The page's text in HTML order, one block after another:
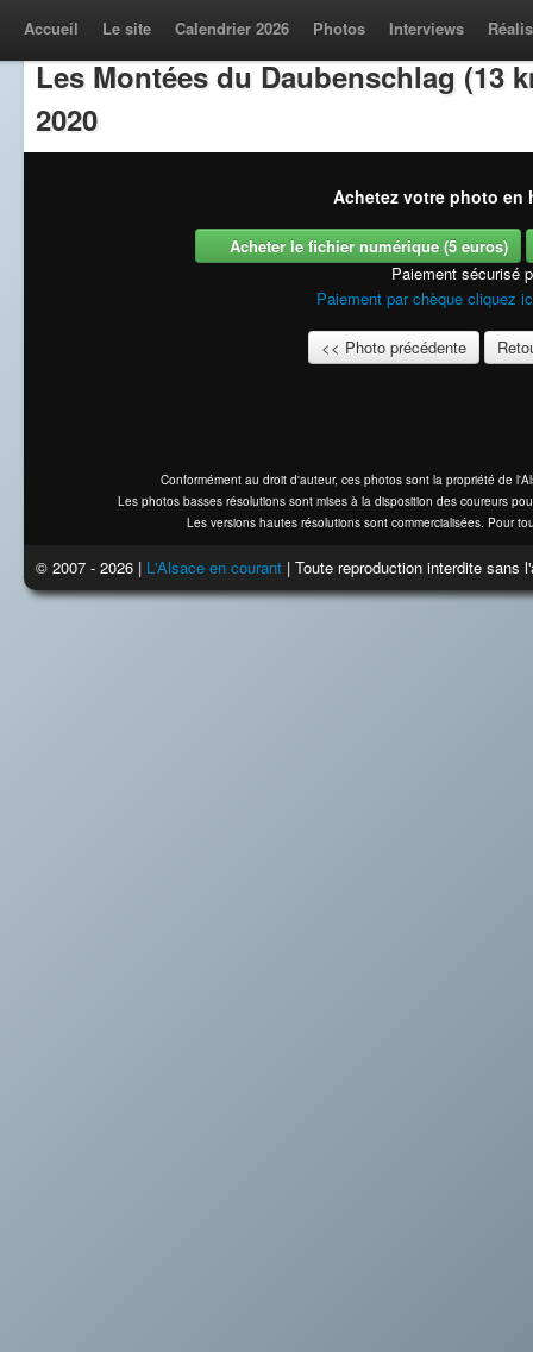
Accueil Le site Calendrier 2026 Photos Interviews
Les Montées du Daubenschlag (13
2020
Achetez votre photo en
Acheter le fichier numérique (5 euros)
Paiement sécurisé
Paiement par chèque cliquez
<< Photo précédente
Conformément au droit d'auteur, ces photos sont la propriété de
Les photos basses résolutions sont mises à la disposition des coureurs
Les versions hautes résolutions sont commercialisées. Pour
© 2007 - 2026 | L'Alsace en courant | Toute reproduction interdite sans